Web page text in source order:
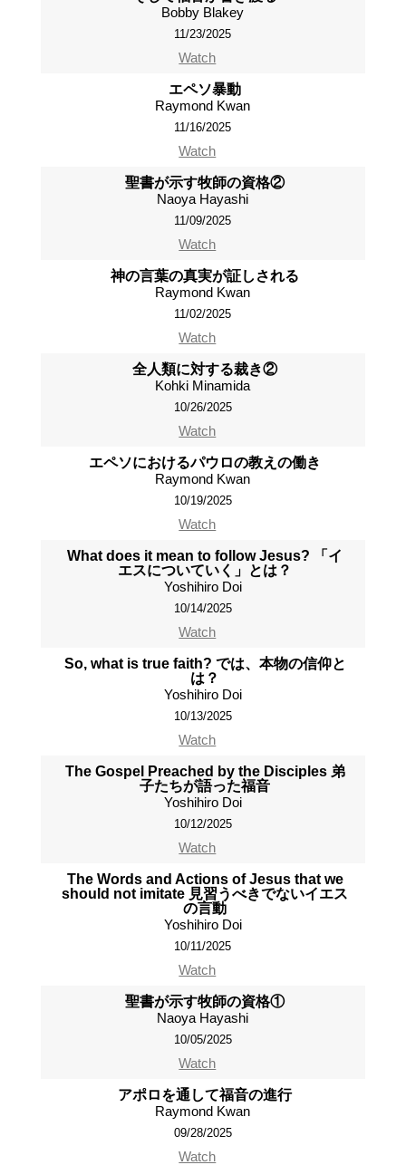
Bobby Blakey
11/23/2025
Watch
エペソ暴動
Raymond Kwan
11/16/2025
Watch
聖書が示す牧師の資格②
Naoya Hayashi
11/09/2025
Watch
神の言葉の真実が証しされる
Raymond Kwan
11/02/2025
Watch
全人類に対する裁き②
Kohki Minamida
10/26/2025
Watch
エペソにおけるパウロの教えの働き
Raymond Kwan
10/19/2025
Watch
What does it mean to follow Jesus? 「イ
エスについていく」とは？
Yoshihiro Doi
10/14/2025
Watch
So, what is true faith? では、本物の信仰と
は？
Yoshihiro Doi
10/13/2025
Watch
The Gospel Preached by the Disciples 弟
子たちが語った福音
Yoshihiro Doi
10/12/2025
Watch
The Words and Actions of Jesus that we
should not imitate 見習うべきでないイエス
の言動
Yoshihiro Doi
10/11/2025
Watch
聖書が示す牧師の資格①
Naoya Hayashi
10/05/2025
Watch
アポロを通して福音の進行
Raymond Kwan
09/28/2025
Watch